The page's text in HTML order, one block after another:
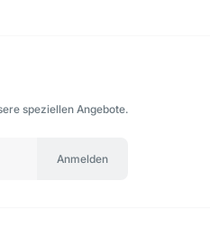
speziellen Angebote.
Anmelden